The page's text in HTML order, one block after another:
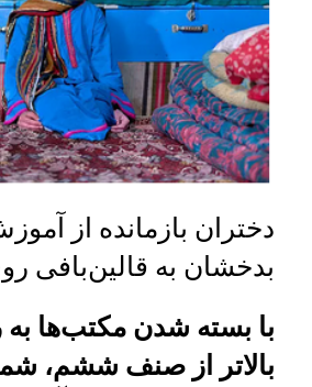
دختران بازمانده از
بدخشان به قالین‌بافی
با بسته شدن مکتب‌ها
بالاتر از صنف ششم،